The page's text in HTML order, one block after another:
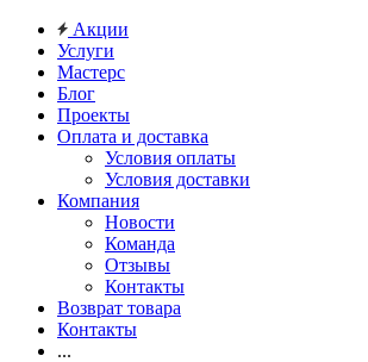
Акции
Услуги
Мастерс
Блог
Проекты
Оплата и доставка
Условия оплаты
Условия доставки
Компания
Новости
Команда
Отзывы
Контакты
Возврат товара
Контакты
...